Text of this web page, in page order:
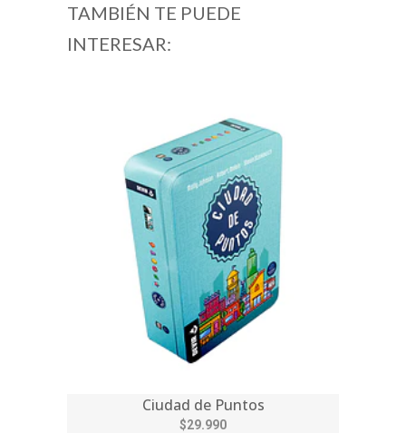
TAMBIÉN TE PUEDE
INTERESAR:
Ciudad de Puntos
$29.990